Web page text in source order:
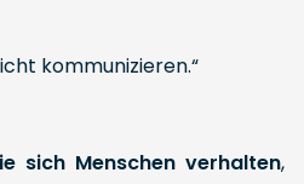
kommunizieren.“
sich Menschen verhalten,